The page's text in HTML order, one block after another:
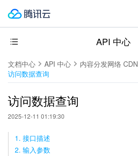
API 中心
文档中心 API 中心 内容分发网络 CDN
访问数据查询
访问数据查询
2025-12-11 01:19:30
1. 接口描述
2. 输入参数